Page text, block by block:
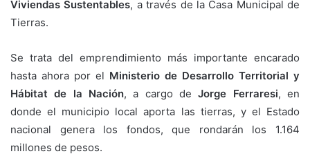
Viviendas Sustentables, a través de la Casa Municipal de
Tierras.
Se trata del emprendimiento más importante encarado
hasta ahora por el Ministerio de Desarrollo Territorial y
Hábitat de la Nación, a cargo de Jorge Ferraresi, en
donde el municipio local aporta las tierras, y el Estado
nacional genera los fondos, que rondarán los 1.164
millones de pesos.